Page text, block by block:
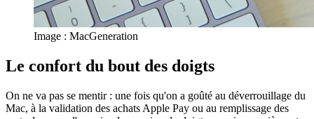
Image : MacGeneration
Le confort du bout des doigts
On ne va pas se mentir : une fois qu'on a goûté au déverrouillage du
Mac, à la validation des achats Apple Pay ou au remplissage des